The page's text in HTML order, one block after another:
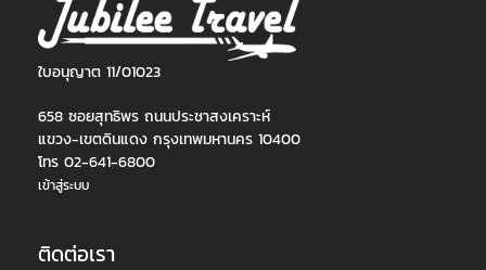
ใบอนุญาต 11/01023
658 ซอยสุทธิพร ถนนประชาสงเคราะห์
แขวง-เขตดินแดง กรุงเทพมหานคร 10400
โทร 02-641-6800
เข้าสู่ระบบ
ติดต่อเรา